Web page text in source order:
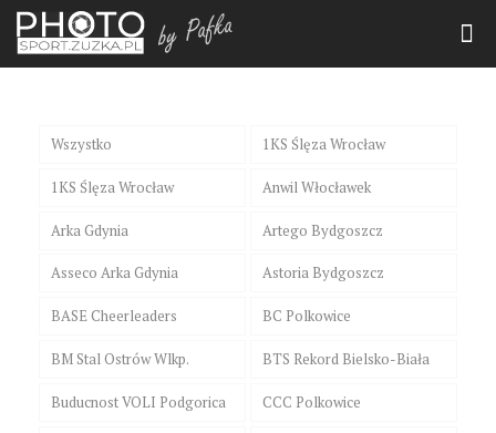
Wszystko 1KS Ślęza Wrocław
1KS Ślęza Wrocław Anwil Włocławek
Arka Gdynia Artego Bydgoszcz
Asseco Arka Gdynia Astoria Bydgoszcz
BASE Cheerleaders BC Polkowice
BM Stal Ostrów Wlkp. BTS Rekord Bielsko-Biała
Buducnost VOLI Podgorica CCC Polkowice